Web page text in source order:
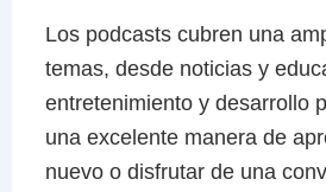
Los podcasts cubren una
temas, desde noticias y
entretenimiento y desarrollo
una excelente manera de
nuevo o disfrutar de una